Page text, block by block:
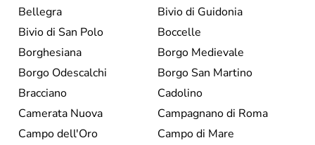
Bellegra
Bivio di Guidonia
Bivio di San Polo
Boccelle
Borghesiana
Borgo Medievale
Borgo Odescalchi
Borgo San Martino
Bracciano
Cadolino
Camerata Nuova
Campagnano di Roma
Campo dell'Oro
Campo di Mare